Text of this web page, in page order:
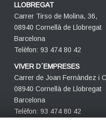
LLOBREGAT
Carrer Tirso de Molina, 36,
08940 Cornellà de Llobregat
Barcelona
Telèfon: 93 474 80 42
VIVER D´EMPRESES
Carrer de Joan Fernàndez i
08940 Cornellà de Llobregat
Barcelona
Telèfon: 93 474 80 42